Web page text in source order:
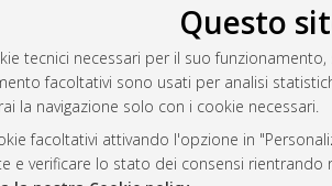
Questo
tecnici necessari per il suo
facoltativi sono usati per analisi
la navigazione solo con i cookie necessari.
facoltativi attivando l'opzione in
e verificare lo stato dei consensi
Impostazioni Cookie
Informativa sulla privacy
Condizioni d’uso del sito
- Università di Bologna, 2007-2026.